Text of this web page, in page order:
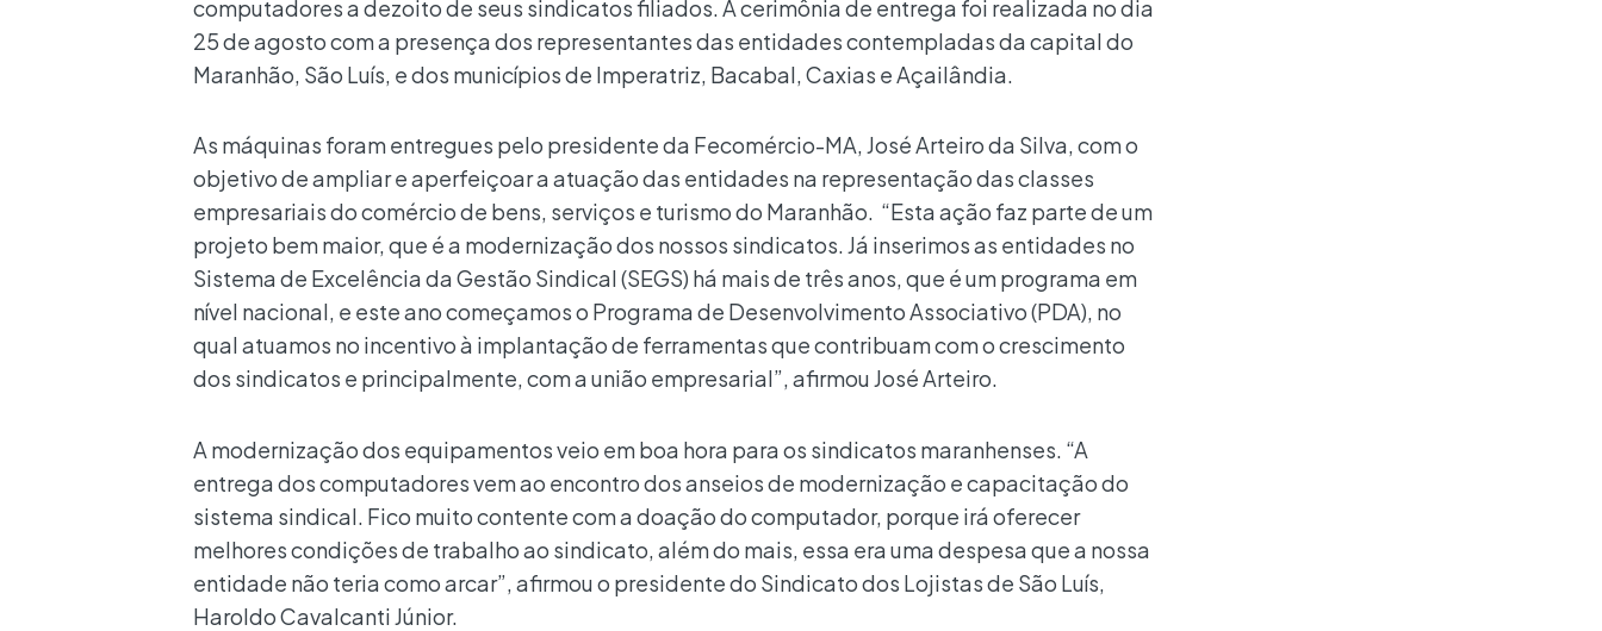
computadores a dezoito de seus sindicatos filiados. A cerimônia de entrega foi realizada no dia
25 de agosto com a presença dos representantes das entidades contempladas da capital do
Maranhão, São Luís, e dos municípios de Imperatriz, Bacabal, Caxias e Açailândia.
As máquinas foram entregues pelo presidente da Fecomércio-MA, José Arteiro da Silva, com o
objetivo de ampliar e aperfeiçoar a atuação das entidades na representação das classes
empresariais do comércio de bens, serviços e turismo do Maranhão. “Esta ação faz parte de um
projeto bem maior, que é a modernização dos nossos sindicatos. Já inserimos as entidades no
Sistema de Excelência da Gestão Sindical (SEGS) há mais de três anos, que é um programa em
nível nacional, e este ano começamos o Programa de Desenvolvimento Associativo (PDA), no
qual atuamos no incentivo à implantação de ferramentas que contribuam com o crescimento
dos sindicatos e principalmente, com a união empresarial”, afirmou José Arteiro.
A modernização dos equipamentos veio em boa hora para os sindicatos maranhenses. “A
entrega dos computadores vem ao encontro dos anseios de modernização e capacitação do
sistema sindical. Fico muito contente com a doação do computador, porque irá oferecer
melhores condições de trabalho ao sindicato, além do mais, essa era uma despesa que a nossa
entidade não teria como arcar”, afirmou o presidente do Sindicato dos Lojistas de São Luís,
Haroldo Cavalcanti Júnior.